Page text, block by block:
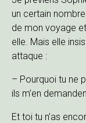
un certain
de mon voyage
elle. Mais elle
attaque :
– Pourquoi tu ne
ils m’en
Et toi tu n’as